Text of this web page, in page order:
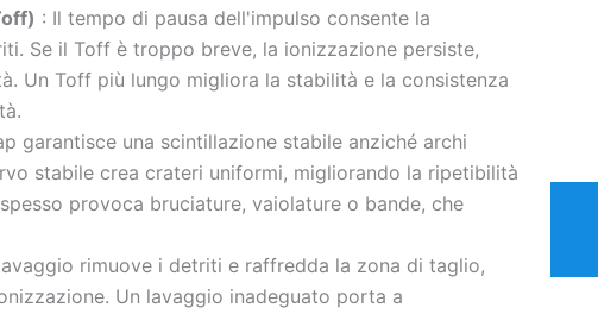
: Il tempo di pausa dell'impulso consente la
Se il Toff è troppo breve, la ionizzazione persiste,
Un Toff più lungo migliora la stabilità e la consistenza
garantisce una scintillazione stabile anziché archi
stabile crea crateri uniformi, migliorando la ripetibilità
provoca bruciature, vaiolature o bande, che
rimuove i detriti e raffredda la zona di taglio,
Un lavaggio inadeguato porta a